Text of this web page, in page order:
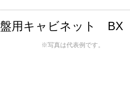
盤用キャビネット BX
※写真は代表例です。